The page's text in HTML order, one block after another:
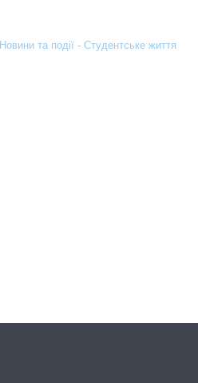
Новини та події - Студентське життя